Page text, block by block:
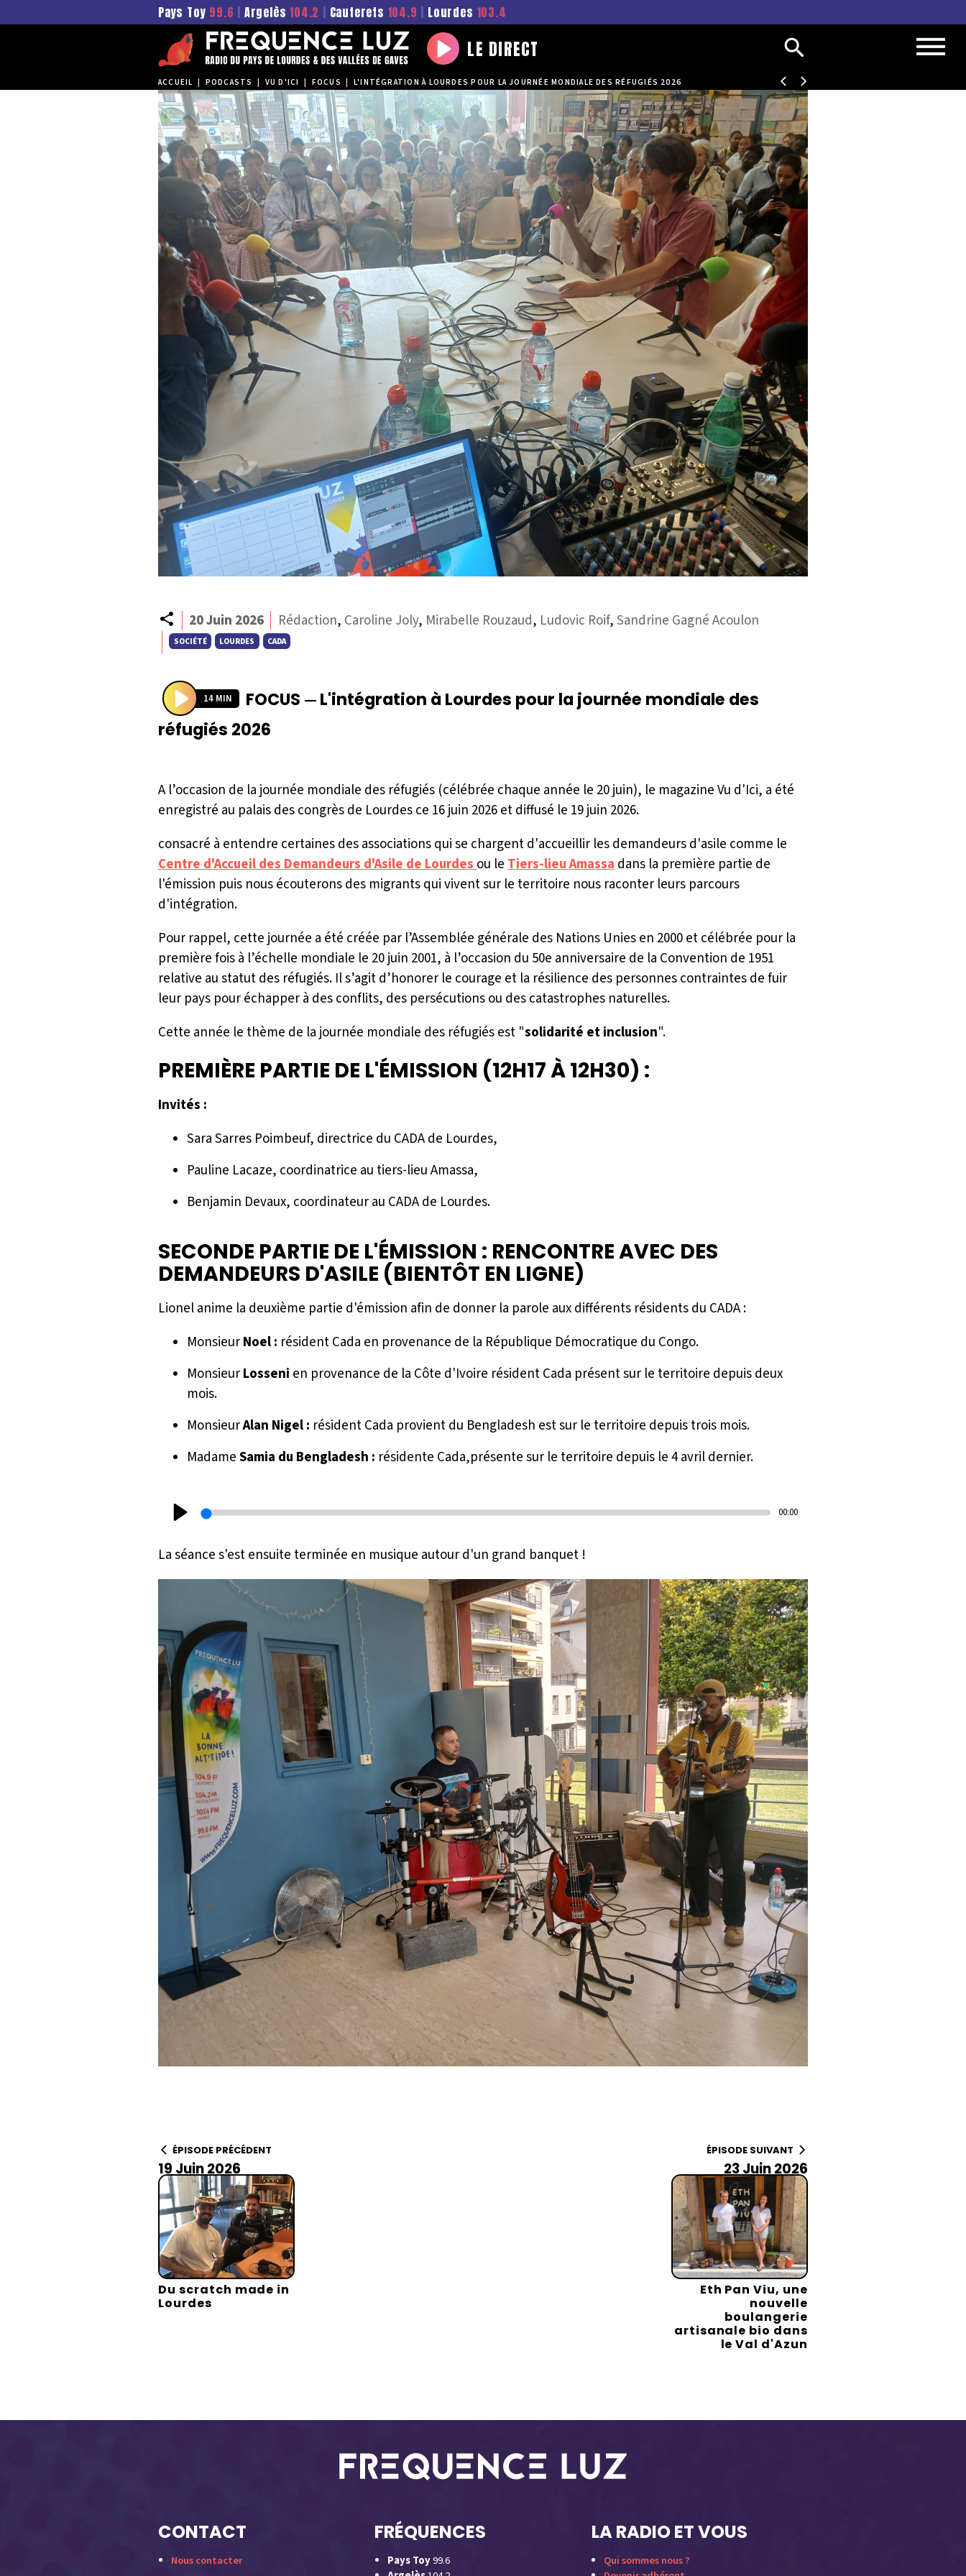
Pays Toy 99.6 | Argelès104.2 | Cauterets 104.9 | Lourdes 103.4
Play
LE DIRECT
ACCUEIL | PODCASTS | VU D'ICI | FOCUS | L'INTÉGRATION À LOURDES POUR LA JOURNÉE MONDIALE DES RÉFUGIÉS 2026
Partager
20 Juin 2026 Rédaction, Caroline Joly, Mirabelle Rouzaud, Ludovic Roif,Sandrine Gagné Acoulon
SOCIÉTÉ LOURDES CADA
P
l
14 MIN FOCUS —L'intégration à Lourdes pour la journée mondiale des
réfugiés 2026
A l’occasion de la journée mondiale des réfugiés (célébrée chaque année le 20 juin), le magazine Vu d'Ici, a été
enregistré au palais des congrès de Lourdes ce 16 juin 2026 et diffusé le 19 juin 2026.
consacré à entendre certaines des associations qui se chargent d'accueillir les demandeurs d'asile comme le
Centre d'Accueil des Demandeurs d'Asile de Lourdesou leTiers-lieu Amassadans la première partie de
l'émission puis nous écouterons des migrants qui vivent sur le territoire nous raconter leurs parcours
d'intégration.
Pour rappel, cette journée a été créée par l’Assemblée générale des Nations Unies en 2000 et célébrée pour la
première fois à l’échelle mondiale le 20 juin 2001, à l’occasion du 50e anniversaire de la Convention de 1951
relative au statut des réfugiés. Il s’agit d’honorer le courage et la résilience des personnes contraintes de fuir
leur pays pour échapper à des conflits, des persécutions ou des catastrophes naturelles.
Cette année le thème de la journée mondiale des réfugiés est "solidarité et inclusion".
PREMIÈRE PARTIE DE L'ÉMISSION (12H17 À 12H30) :
Invités :
Sara Sarres Poimbeuf, directrice du CADA de Lourdes,
Pauline Lacaze, coordinatrice au tiers-lieu Amassa,
Benjamin Devaux, coordinateur au CADA de Lourdes.
SECONDE PARTIE DE L'ÉMISSION : RENCONTRE AVEC DES
DEMANDEURS D'ASILE (BIENTÔT EN LIGNE)
Lionel anime la deuxième partie d'émission afin de donner la parole aux différents résidents du CADA :
MonsieurNoel : résident Cada en provenance de la République Démocratique du Congo.
MonsieurLosseni en provenance de la Côte d'Ivoire résident Cada présent sur le territoire depuis deux
mois.
MonsieurAlan Nigel : résident Cada provient du Bengladesh est sur le territoire depuis trois mois.
MadameSamia du Bengladesh : résidente Cada,présente sur le territoire depuis le 4 avril dernier.
l
a
00:00
La séance s'est ensuite terminée en musique autour d'un grand banquet !
ÉPISODE PRÉCÉDENT
19 Juin 2026
Du scratch made in
Lourdes
ÉPISODE SUIVANT
23 Juin 2026
Eth Pan Viu, une
nouvelle
boulangerie
artisanale bio dans
le Val d'Azun
CONTACT
Nous contacter
FRÉQUENCES
Pays Toy99.6
LA RADIO ET VOUS
Qui sommes nous ?